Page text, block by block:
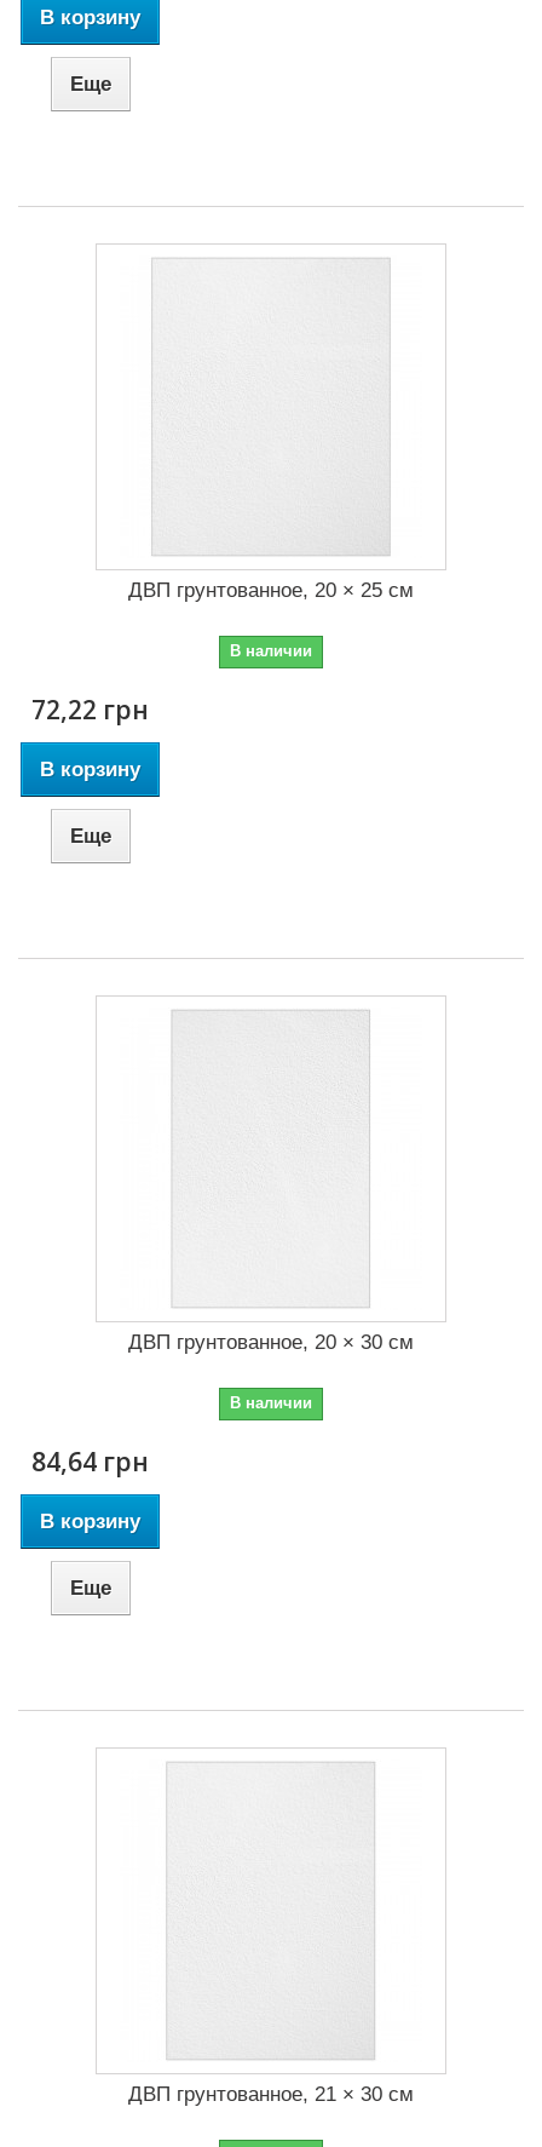
В корзину
Еще
ДВП грунтованное, 20 × 25 см
В наличии
72,22 грн
В корзину
Еще
ДВП грунтованное, 20 × 30 см
В наличии
84,64 грн
В корзину
Еще
ДВП грунтованное, 21 × 30 см